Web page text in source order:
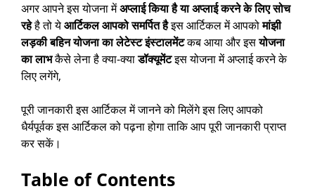
अगर आपने इस योजना मेंअप्लाई किया है या अप्लाई करने के लिए सोच
रहेहै तो येआर्टिकल आपको समर्पित हैइस आर्टिकल में आपकोमांझी
लड़की बहिन योजना का लेटेस्ट इंस्टालमेंटकब आया और इसयोजना
का लाभकैसे लेना है क्या-क्याडॉक्यूमेंटइस योजना में अप्लाई करने के
लिए लगेंगे,
पूरी जानकारी इस आर्टिकल में जानने को मिलेंगे इस लिए आपको
धैर्यपूर्वक इस आर्टिकल को पढ़ना होगा ताकि आप पूरी जानकारी प्राप्त
कर सकें।
Table of Contents